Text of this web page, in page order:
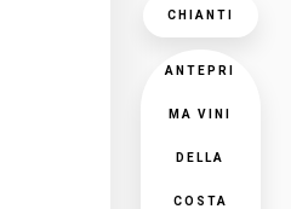
CHIANTI
ANTEPRI
MA VINI
DELLA
COSTA